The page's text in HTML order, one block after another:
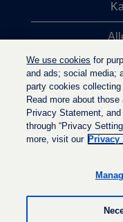
We use cookies for
and ads; social media;
party cookies
Read more about
Privacy Statement,
through “Privacy
more, visit our Privacy